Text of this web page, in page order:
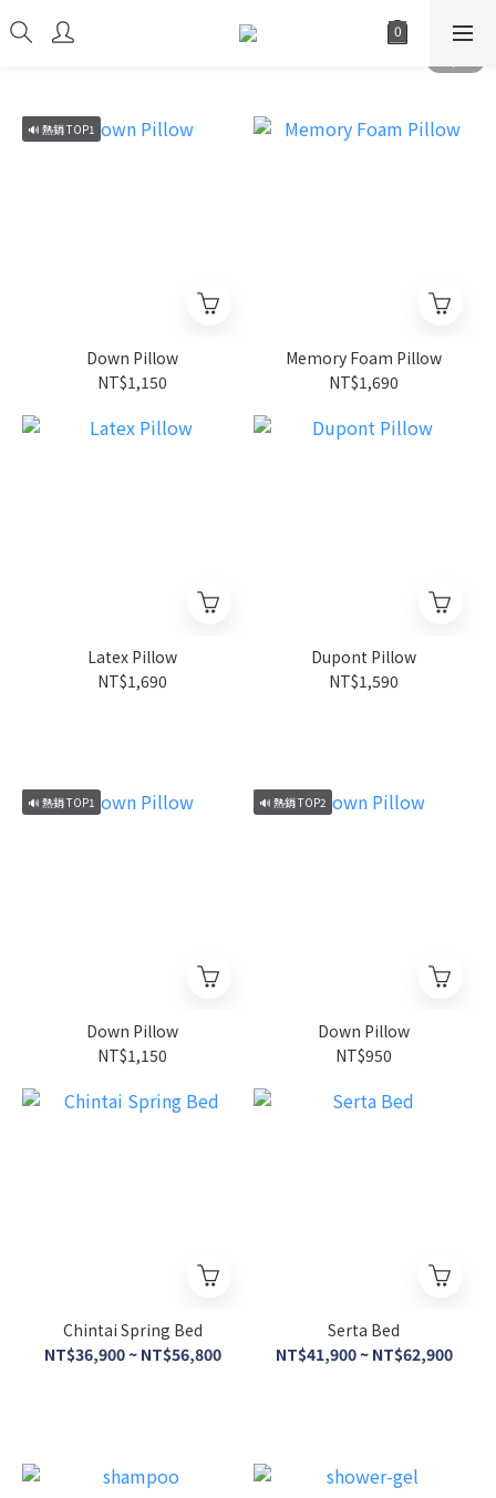
🔊 熱銷 TOP1
Down Pillow
NT$1,150
Memory Foam Pillow
NT$1,690
Latex Pillow
NT$1,690
Dupont Pillow
NT$1,590
🔊 熱銷 TOP1
Down Pillow
NT$1,150
🔊 熱銷 TOP2
Down Pillow
NT$950
Chintai Spring Bed
NT$36,900 ~ NT$56,800
Serta Bed
NT$41,900 ~ NT$62,900